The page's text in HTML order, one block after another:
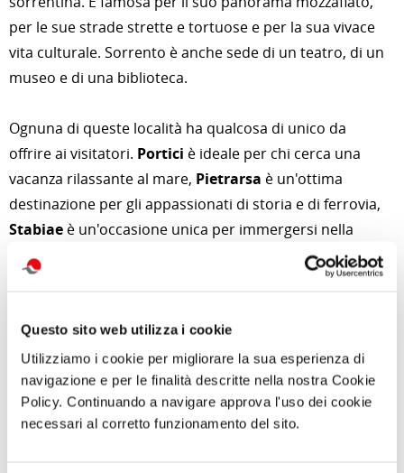
Questo sito web utilizza i cookie
Utilizziamo i cookie per migliorare la sua esperienza di
navigazione e per le finalità descritte nella nostra Cookie
Policy. Continuando a navigare approva l'uso dei cookie
necessari al corretto funzionamento del sito.
per le sue strade strette e tortuose e per la sua vivace
vita culturale. Sorrento è anche sede di un teatro, di un
museo e di una biblioteca.
Ognuna di queste località ha qualcosa di unico da
offrire ai visitatori. Portici è ideale per chi cerca una
vacanza rilassante al mare, Pietrarsa è un'ottima
destinazione per gli appassionati di storia e di ferrovia,
Stabiae è un'occasione unica per immergersi nella
storia dell'antica Roma,
è un paradiso per
gli amanti della pasta e
è una città vivace e
Prenotate suwww.cralteventi.it
di Redazione Cralt Magazine
27 Settembre 2023